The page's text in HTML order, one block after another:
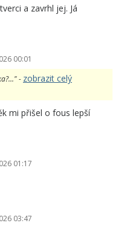
a zavrhl jej. Já
00:01
- zobrazit celý
mi přišel o fous lepší
01:17
03:47